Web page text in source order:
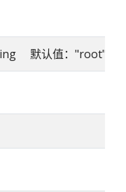
默认值："root"